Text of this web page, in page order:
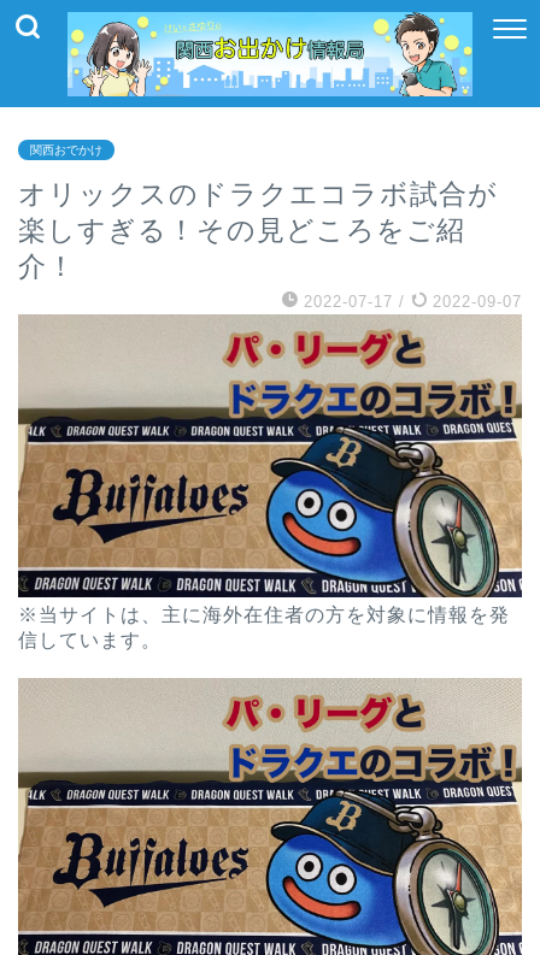
関西おでかけ
オリックスのドラクエコラボ試合が
楽しすぎる！その見どころをご紹
介！
2022-07-17 / 2022-09-07
※当サイトは、主に海外在住者の方を対象に情報を発
信しています。